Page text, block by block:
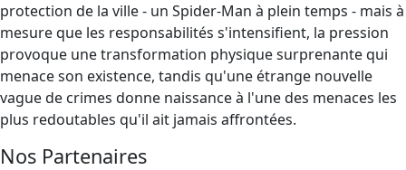
protection de la ville - un Spider-Man à plein temps - mais à
mesure que les responsabilités s'intensifient, la pression
provoque une transformation physique surprenante qui
menace son existence, tandis qu'une étrange nouvelle
vague de crimes donne naissance à l'une des menaces les
plus redoutables qu'il ait jamais affrontées.
Nos Partenaires